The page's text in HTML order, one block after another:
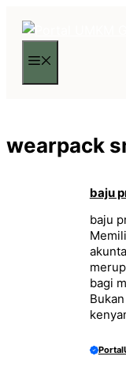
wearpack
baju
baju
bagi